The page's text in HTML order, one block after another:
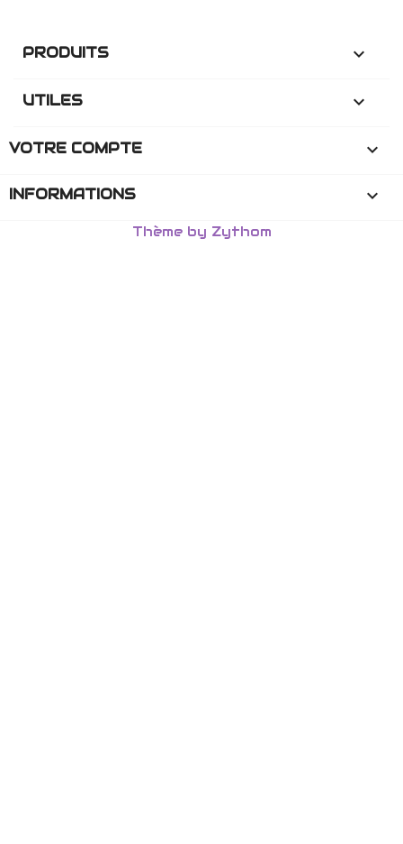
PRODUITS 
UTILES 
VOTRE COMPTE 
INFORMATIONS keyboard_arrow_down
Thème by Zythom